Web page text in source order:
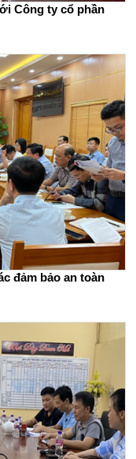
Công ty cổ phần
đảm bảo an toàn